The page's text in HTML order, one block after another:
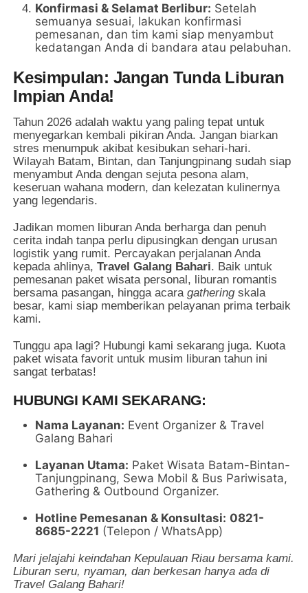
Konfirmasi & Selamat Berlibur: Setelah
semuanya sesuai, lakukan konfirmasi
pemesanan, dan tim kami siap menyambut
kedatangan Anda di bandara atau pelabuhan.
Kesimpulan: Jangan Tunda Liburan
Impian Anda!
Tahun 2026 adalah waktu yang paling tepat untuk
menyegarkan kembali pikiran Anda. Jangan biarkan
stres menumpuk akibat kesibukan sehari-hari.
Wilayah Batam, Bintan, dan Tanjungpinang sudah siap
menyambut Anda dengan sejuta pesona alam,
keseruan wahana modern, dan kelezatan kulinernya
yang legendaris.
Jadikan momen liburan Anda berharga dan penuh
cerita indah tanpa perlu dipusingkan dengan urusan
logistik yang rumit. Percayakan perjalanan Anda
kepada ahlinya,Travel Galang Bahari. Baik untuk
pemesanan paket wisata personal, liburan romantis
bersama pasangan, hingga acaragatheringskala
besar, kami siap memberikan pelayanan prima terbaik
kami.
Tunggu apa lagi? Hubungi kami sekarang juga. Kuota
paket wisata favorit untuk musim liburan tahun ini
sangat terbatas!
HUBUNGI KAMI SEKARANG:
Nama Layanan: Event Organizer & Travel
Galang Bahari
Layanan Utama: Paket Wisata Batam-Bintan-
Tanjungpinang, Sewa Mobil & Bus Pariwisata,
Gathering & Outbound Organizer.
Hotline Pemesanan & Konsultasi: 0821-
8685-2221 (Telepon / WhatsApp)
Mari jelajahi keindahan Kepulauan Riau bersama kami.
Liburan seru, nyaman, dan berkesan hanya ada di
Travel Galang Bahari!